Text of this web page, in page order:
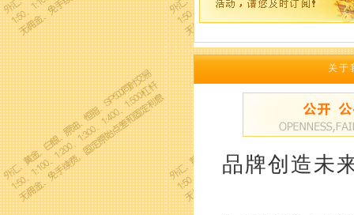
关于
品牌创造未